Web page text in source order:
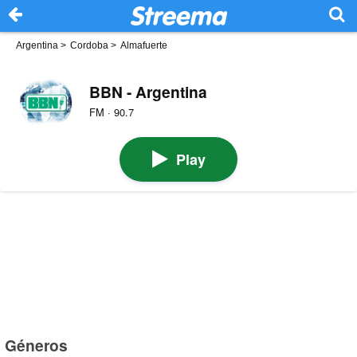
Argentina > Cordoba > Almafuerte
BBN - Argentina
FM · 90.7
Play
Géneros